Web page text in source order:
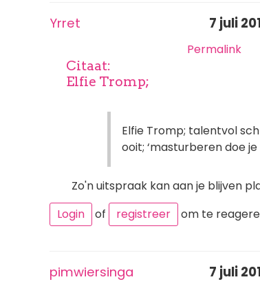
Yrret 7 juli
Permalink
Citaat:
Elfie Tromp;
Elfie Tromp; talentvol
ooit; ‘masturberen doe
Zo'n uitspraak kan aan je blijven
Login
of registreer om te
pimwiersinga 7 juli